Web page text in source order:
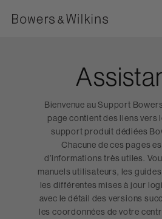
Bienvenue au Support
page contient des liens vers
support produit dédiées
Chacune de ces pages
d’informations très utiles.
manuels utilisateurs, les
les différentes mises à jour
avec le détail des versions
les coordonnées de votre